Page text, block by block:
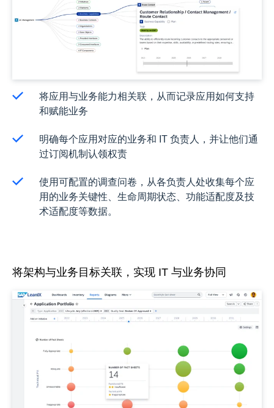
将应用与业务能力相关联，从而记录应用如何支持
和赋能业务
明确每个应用对应的业务和 IT 负责人，并让他们通
过订阅机制认领权责
使用可配置的调查问卷，从各负责人处收集每个应
用的业务关键性、生命周期状态、功能适配度及技
术适配度等数据。
将架构与业务目标关联，实现 IT 与业务协同